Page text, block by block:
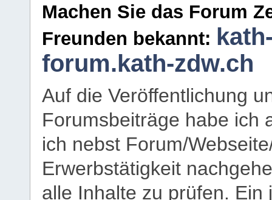
Machen Sie das Forum
Freunden bekannt:
forum.kath-zdw.ch
Auf die Veröffentlichung
Forumsbeiträge habe ich
ich nebst Forum/
Erwerbstätigkeit
alle Inhalte zu prüfen.